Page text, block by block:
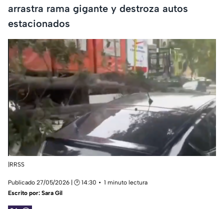
arrastra rama gigante y destroza autos
estacionados
|RRSS
Publicado 27/05/2026 | 🕑 14:30
1 minuto lectura
Escrito por: Sara Gil